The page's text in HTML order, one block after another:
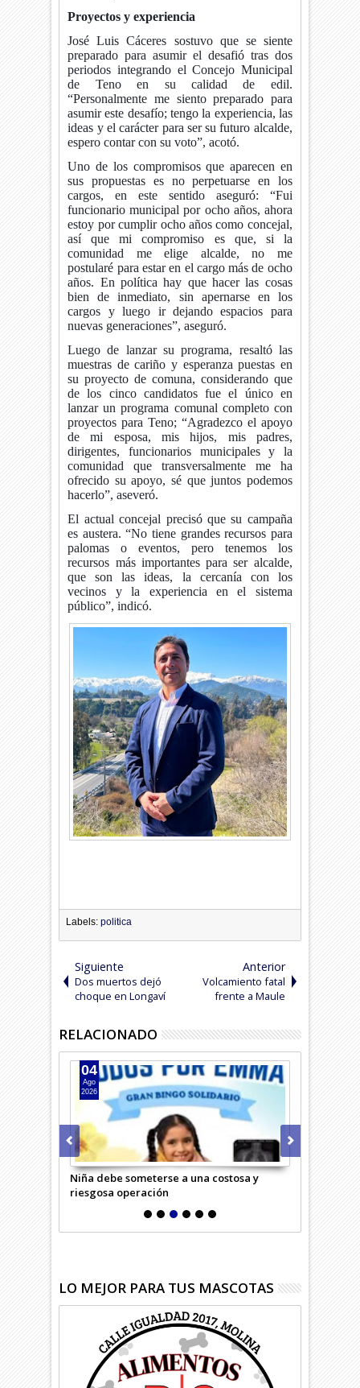
Proyectos y experiencia
José Luis Cáceres sostuvo que se siente
preparado para asumir el desafió tras dos
periodos integrando el Concejo Municipal
de Teno en su calidad de edil.
“Personalmente me siento preparado para
asumir este desafío; tengo la experiencia, las
ideas y el carácter para ser su futuro alcalde,
espero contar con su voto”, acotó.
Uno de los compromisos que aparecen en
sus propuestas es no perpetuarse en los
cargos, en este sentido aseguró: “Fui
funcionario municipal por ocho años, ahora
estoy por cumplir ocho años como concejal,
así que mi compromiso es que, si la
comunidad me elige alcalde, no me
postularé para estar en el cargo más de ocho
años. En política hay que hacer las cosas
bien de inmediato, sin apernarse en los
cargos y luego ir dejando espacios para
nuevas generaciones”, aseguró.
Luego de lanzar su programa, resaltó las
muestras de cariño y esperanza puestas en
su proyecto de comuna, considerando que
de los cinco candidatos fue el único en
lanzar un programa comunal completo con
proyectos para Teno; “Agradezco el apoyo
de mi esposa, mis hijos, mis padres,
dirigentes, funcionarios municipales y la
comunidad que transversalmente me ha
ofrecido su apoyo, sé que juntos podemos
hacerlo”, aseveró.
El actual concejal precisó que su campaña
es austera. “No tiene grandes recursos para
palomas o eventos, pero tenemos los
recursos más importantes para ser alcalde,
que son las ideas, la cercanía con los
vecinos y la experiencia en el sistema
público”, indicó.
Labels:politica
Siguiente
Dos muertos dejó
choque en Longaví
Anterior
Volcamiento fatal
frente a Maule
RELACIONADO
Niña debe someterse a una costosa y
riesgosa operación
04
Ago
2026
LO MEJOR PARA TUS MASCOTAS